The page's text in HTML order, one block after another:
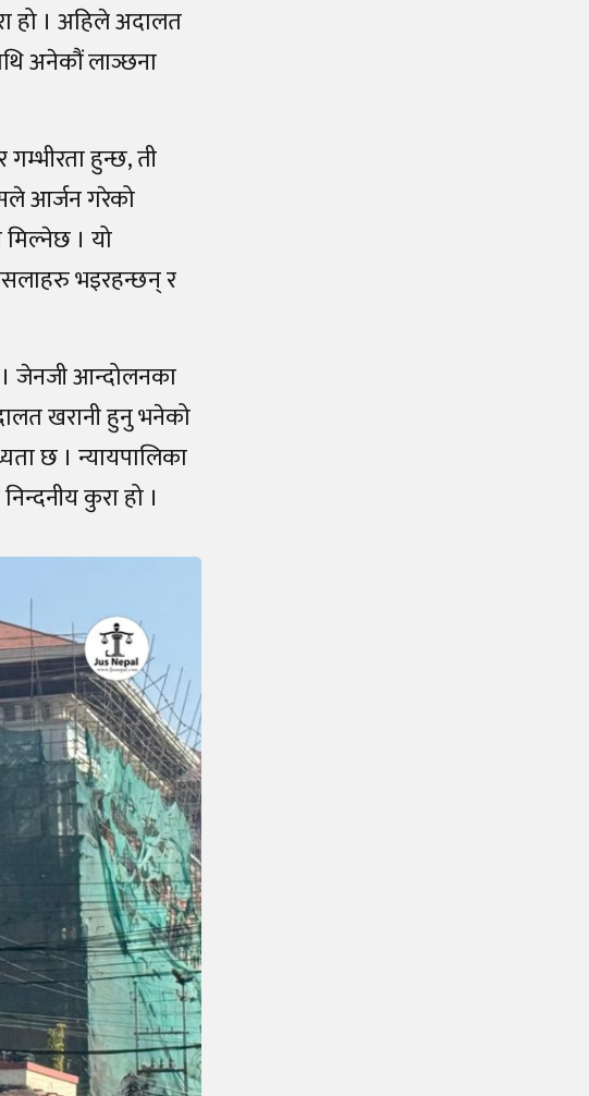
हो । अहिले अदालत
अनेकौं लाञ्छना
हुन्छ, ती
आर्जन गरेको
मिल्नेछ । यो
भइरहन्छन् र
जेनजी आन्दोलनका
खरानी हुनु भनेको
छ । न्यायपालिका
कुरा हो ।